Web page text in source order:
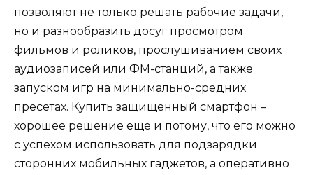
позволяют не только решать рабочие задачи,
но и разнообразить досуг просмотром
фильмов и роликов, прослушиванием своих
аудиозаписей или ФМ-станций, а также
запуском игр на минимально-средних
пресетах. Купить защищенный смартфон –
хорошее решение еще и потому, что его можно
с успехом использовать для подзарядки
сторонних мобильных гаджетов, а оперативно